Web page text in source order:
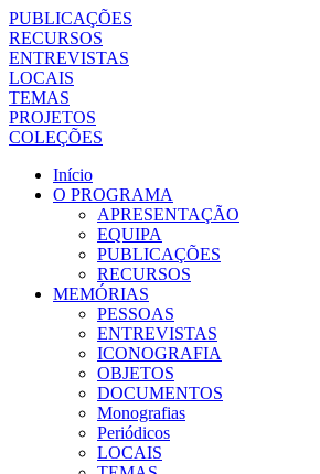
PUBLICAÇÕES
RECURSOS
ENTREVISTAS
LOCAIS
TEMAS
PROJETOS
COLEÇÕES
Início
O PROGRAMA
APRESENTAÇÃO
EQUIPA
PUBLICAÇÕES
RECURSOS
MEMÓRIAS
PESSOAS
ENTREVISTAS
ICONOGRAFIA
OBJETOS
DOCUMENTOS
Monografias
Periódicos
LOCAIS